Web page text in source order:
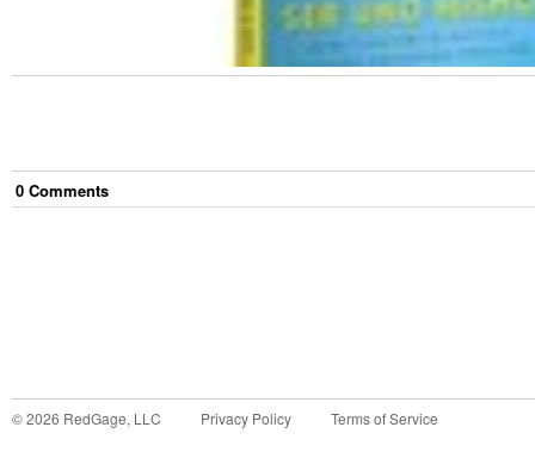
0 Comments
©2026 RedGage, LLC Privacy Policy Terms of Service